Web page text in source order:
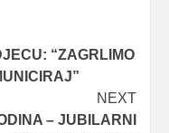
“ZAGRLIMO
NEXT
– JUBILARNI